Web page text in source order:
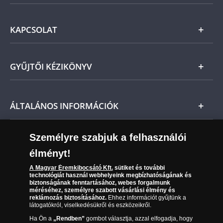
Magyar
Reklamáció
KAPCSOLAT
Ügyfélszolgálat
Leiratkozás a hírlevélről
GYŰJTŐI KÉZIKÖNYV
Tájékoztató kezdők számára
A világ érmetörténete
ÁLTALÁNOS INFORMÁCIÓK
Sütik (cookies) használata
Süti (cookies)Beállítások
Társaságunkról
Az érmék és érmek ára és értéke
Gyakran ismételt kérdések
06 80 888 889
(díjmentesen hívható hétfőtől csütörtökig 9.00 és 17.00
óra között, péntekenként 9.00 és 15.00 óra között)
Személyre szabjuk a felhasználói
élményt!
A Magyar Éremkibocsátó Kft.sütiket és további
technológiát használ webhelyeink megbízhatóságának és
biztonságának fenntartásához, webes forgalmunk
méréséhez, személyre szabott vásárlási élmény és
reklámozás biztosításához.Ehhez információt gyűjtünk a
látogatókról, viselkedésükről és eszközeikről.
Ha Ön a „Rendben”gombot választja, azzal elfogadja, hogy